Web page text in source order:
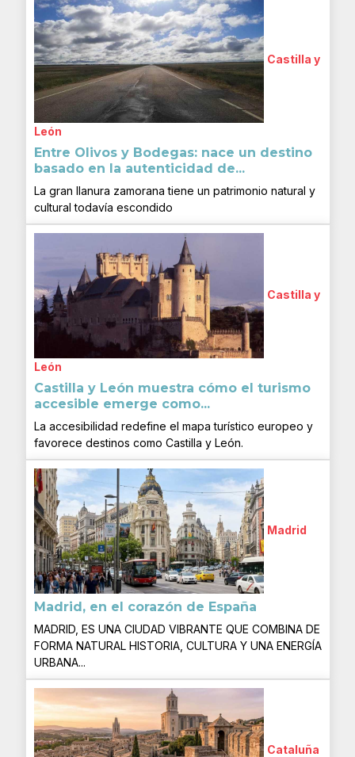
Castilla y
León
Entre Olivos y Bodegas: nace un destino
basado en la autenticidad de...
La gran llanura zamorana tiene un patrimonio natural y
cultural todavía escondido
Castilla y
León
Castilla y León muestra cómo el turismo
accesible emerge como...
La accesibilidad redefine el mapa turístico europeo y
favorece destinos como Castilla y León.
Madrid
Madrid, en el corazón de España
MADRID, ES UNA CIUDAD VIBRANTE QUE COMBINA DE
FORMA NATURAL HISTORIA, CULTURA Y UNA ENERGÍA
URBANA...
Cataluña